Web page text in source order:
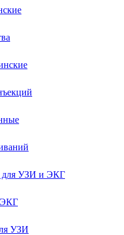
для УЗИ и ЭКГ
ЭКГ
УЗИ